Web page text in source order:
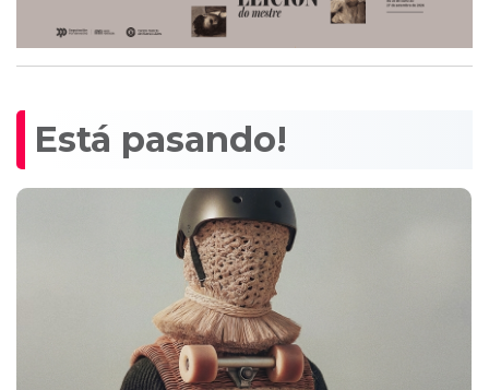
Está pasando!